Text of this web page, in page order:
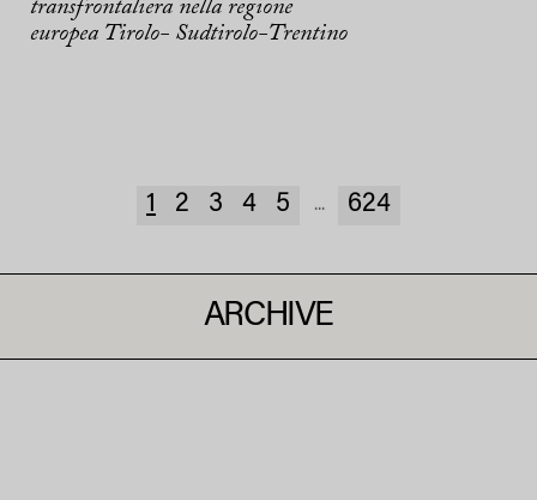
transfrontaliera nella regione
europea Tirolo- Sudtirolo-Trentino
1 2 3 4 5 ... 624
ARCHIVE